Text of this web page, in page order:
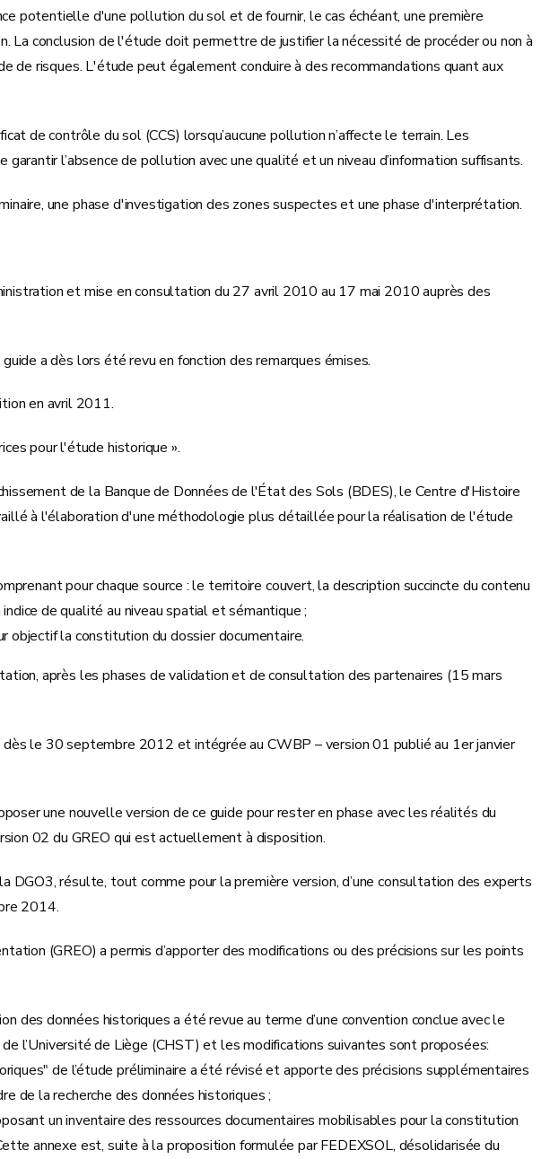
potentielle d'une pollution du sol et de fournir, le cas échéant, une première
conclusion de l'étude doit permettre de justifier la nécessité de procéder ou non à
de risques. L'étude peut également conduire à des recommandations quant aux
de contrôle du sol (CCS) lorsqu’aucune pollution n’affecte le terrain. Les
l’absence de pollution avec une qualité et un niveau d’information suffisants.
une phase d'investigation des zones suspectes et une phase d'interprétation.
et mise en consultation du 27 avril 2010 au 17 mai 2010 auprès des
a dès lors été revu en fonction des remarques émises.
en avril 2011.
pour l'étude historique ».
de la Banque de Données de l'État des Sols (BDES), le Centre d'Histoire
à l'élaboration d'une méthodologie plus détaillée pour la réalisation de l'étude
pour chaque source : le territoire couvert, la description succincte du contenu
de qualité au niveau spatial et sémantique ;
objectif la constitution du dossier documentaire.
après les phases de validation et de consultation des partenaires (15 mars
le 30 septembre 2012 et intégrée au CWBP – version 01 publié au 1er janvier
une nouvelle version de ce guide pour rester en phase avec les réalités du
02 du GREO qui est actuellement à disposition.
DGO3, résulte, tout comme pour la première version, d’une consultation des experts
2014.
(GREO) a permis d’apporter des modifications ou des précisions sur les points
des données historiques a été revue au terme d’une convention conclue avec le
l’Université de Liège (CHST) et les modifications suivantes sont proposées:
de l’étude préliminaire a été révisé et apporte des précisions supplémentaires
de la recherche des données historiques ;
un inventaire des ressources documentaires mobilisables pour la constitution
annexe est, suite à la proposition formulée par FEDEXSOL, désolidarisée du